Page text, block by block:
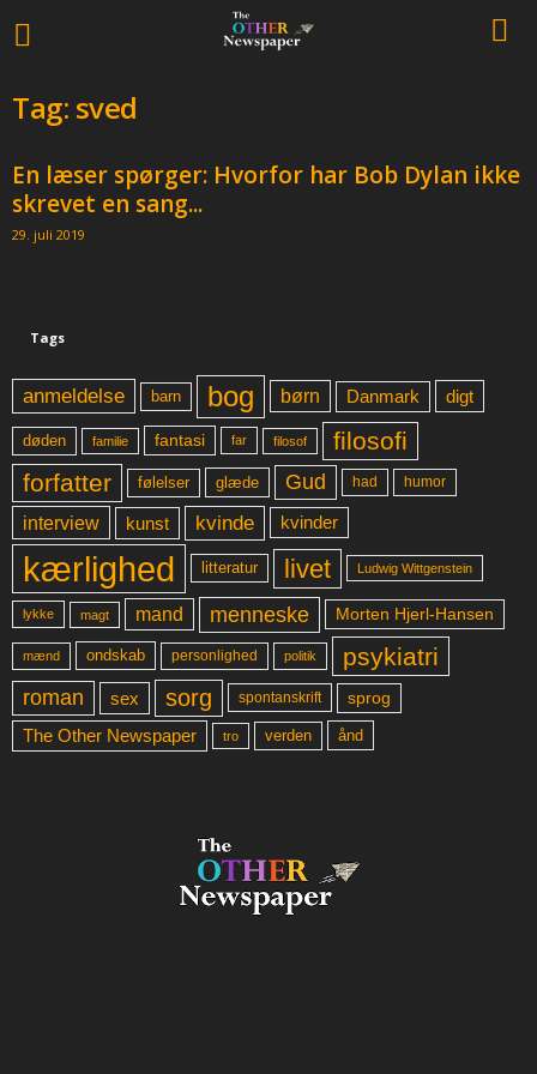
Tag: sved
En læser spørger: Hvorfor har Bob Dylan ikke
skrevet en sang...
29. juli 2019
Tags
anmeldelse barn bog børn Danmark digt
døden familie fantasi far filosof
filosofi
forfatter
følelser glæde Gud had humor
interview kunst kvinde kvinder
kærlighed litteratur livet Ludwig Wittgenstein
lykke magt mand menneske Morten Hjerl-Hansen
mænd ondskab personlighed politik psykiatri
roman sex sorg spontanskrift sprog
The Other Newspaper tro verden ånd